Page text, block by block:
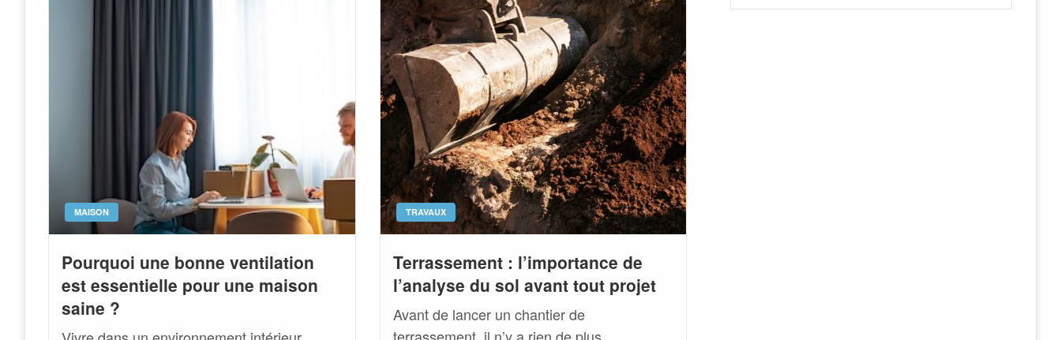
MAISON
Pourquoi une bonne ventilation
est essentielle pour une maison
saine ?
TRAVAUX
Terrassement : l’importance de
l’analyse du sol avant tout projet
Avant de lancer un chantier de